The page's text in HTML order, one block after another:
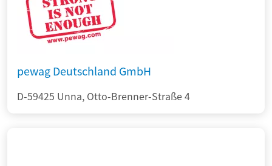
pewag Deutschland GmbH
D-59425 Unna, Otto-Brenner-Straße 4